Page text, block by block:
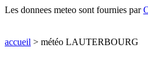
Les donnees meteo sont fournies par
accueil > météo LAUTERBOURG